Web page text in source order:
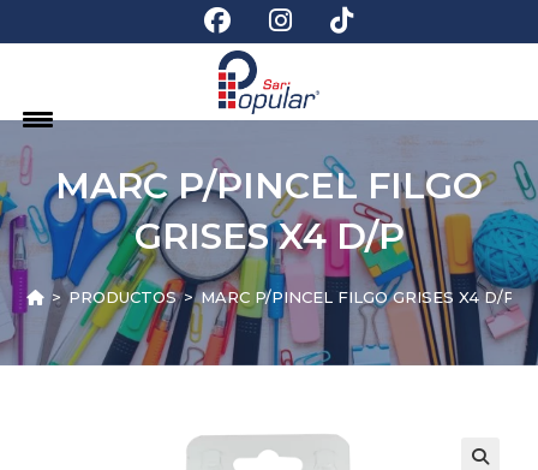
MARC P/PINCEL FILGO
GRISES X4 D/P
> PRODUCTOS > MARC P/PINCEL FILGO GRISES X4 D/P